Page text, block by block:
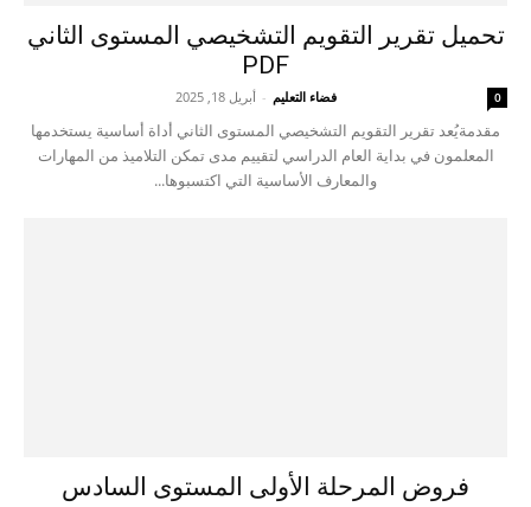
تحميل تقرير التقويم التشخيصي المستوى الثاني
PDF
فضاء التعليم - أبريل 18, 2025 0
مقدمةيُعد تقرير التقويم التشخيصي المستوى الثاني أداة أساسية يستخدمها
المعلمون في بداية العام الدراسي لتقييم مدى تمكن التلاميذ من المهارات
والمعارف الأساسية التي اكتسبوها...
فروض المرحلة الأولى المستوى السادس